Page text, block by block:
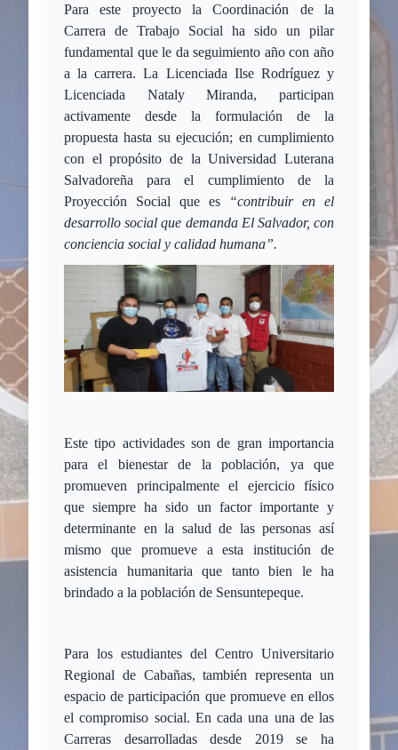
Para este proyecto la Coordinación de la
Carrera de Trabajo Social ha sido un pilar
fundamental que le da seguimiento año con año
a la carrera. La Licenciada Ilse Rodríguez y
Licenciada Nataly Miranda, participan
activamente desde la formulación de la
propuesta hasta su ejecución; en cumplimiento
con el propósito de la Universidad Luterana
Salvadoreña para el cumplimiento de la
Proyección Social que es
“contribuir en el
desarrollo social que demanda El Salvador, con
conciencia social y calidad humana”.
Este tipo actividades son de gran importancia
para el bienestar de la población, ya que
promueven principalmente el ejercicio físico
que siempre ha sido un factor importante y
determinante en la salud de las personas así
mismo que promueve a esta institución de
asistencia humanitaria que tanto bien le ha
brindado a la población de Sensuntepeque.
Para los estudiantes del Centro Universitario
Regional de Cabañas, también representa un
espacio de participación que promueve en ellos
el compromiso social. En cada una una de las
Carreras desarrolladas desde 2019 se ha